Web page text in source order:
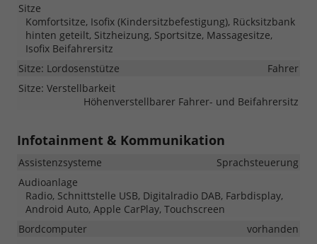
Sitze
Komfortsitze, Isofix (Kindersitzbefestigung), Rücksitzbank
hinten geteilt, Sitzheizung, Sportsitze, Massagesitze,
Isofix Beifahrersitz
Sitze: Lordosenstütze
Fahrer
Sitze: Verstellbarkeit
Höhenverstellbarer Fahrer- und Beifahrersitz
Infotainment & Kommunikation
Assistenzsysteme
Sprachsteuerung
Audioanlage
Radio, Schnittstelle USB, Digitalradio DAB, Farbdisplay,
Android Auto, Apple CarPlay, Touchscreen
Bordcomputer
vorhanden